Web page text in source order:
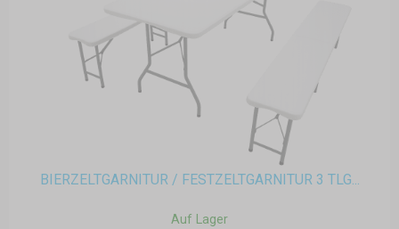
BIERZELTGARNITUR / FESTZELTGARNITUR 3 TLG...
Auf Lager